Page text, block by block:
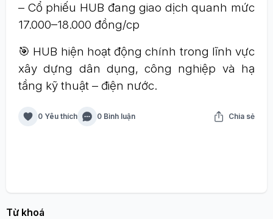
– Cổ phiếu HUB đang giao dịch quanh mức
17.000–18.000 đồng/cp
🎯 HUB hiện hoạt động chính trong lĩnh vực
xây dựng dân dụng, công nghiệp và hạ
tầng kỹ thuật – điện nước.
0 Yêu thích 0 Bình luận Chia sẻ
Từ khoá